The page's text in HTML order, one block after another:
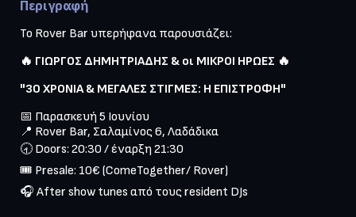
Περιγραφή
Το Rover Bar υπερήφανα παρουσιάζει:
"30 ΧΡΟΝΙΑ & ΜΕΓΑΛΕΣ ΣΤΙΓΜΕΣ: Η ΕΠΙΣΤΡΟΦΗ"
📅 Παρασκευή 5 Ιουνίου
📍 Rover Bar, Σαλαμίνος 6, Λαδάδικα
🕣 Doors: 20:30 / έναρξη 21:30
🎟️ Presale: 10€ (ComeTogether/ Rover)